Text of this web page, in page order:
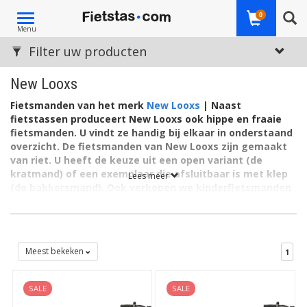
Toggle
navigation
Menu
0
New Looxs
Fietsmanden van het merk New Looxs | Naast
fietstassen produceert New Looxs ook hippe en fraaie
fietsmanden. U vindt ze handig bij elkaar in onderstaand
overzicht. De fietsmanden van New Looxs zijn gemaakt
van riet. U heeft de keuze uit een open variant (de
kratmand) of een exemplaar die afsluitbaar is met klep
verschillende maten.
fietsmanden assortiment.
New Looxs fietsmanden
Op deze pagina's staan de New Looxs fietsmanden. Wilt u graag
Lees meer
Filter uw producten
Meest bekeken 1
SALE SALE